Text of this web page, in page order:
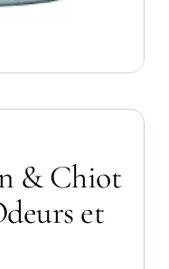
& Chiot
et